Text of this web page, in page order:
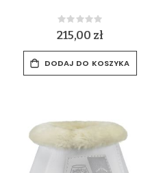
Rating:
0%
215,00 zł
DODAJ DO KOSZYKA